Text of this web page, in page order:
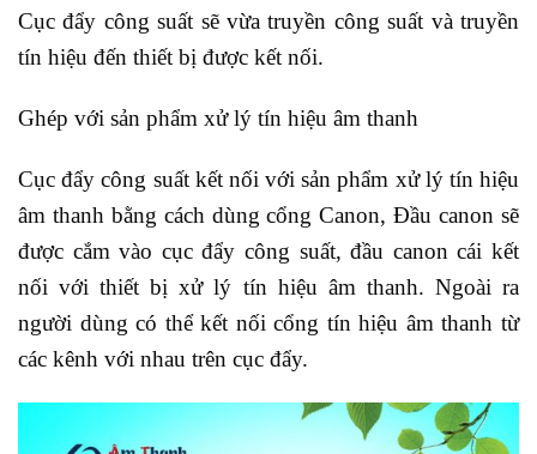
Cục đẩy công suất sẽ vừa truyền công suất và truyền
tín hiệu đến thiết bị được kết nối.
Ghép với sản phẩm xử lý tín hiệu âm thanh
Cục đẩy công suất kết nối với sản phẩm xử lý tín hiệu
âm thanh bằng cách dùng cổng Canon, Đầu canon sẽ
được cắm vào cục đẩy công suất, đầu canon cái kết
nối với thiết bị xử lý tín hiệu âm thanh. Ngoài ra
người dùng có thể kết nối cổng tín hiệu âm thanh từ
các kênh với nhau trên cục đẩy.